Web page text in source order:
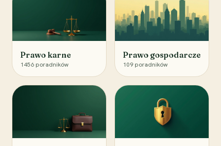
Prawo karne
1456 poradników
Prawo gospodarcze
109 poradników